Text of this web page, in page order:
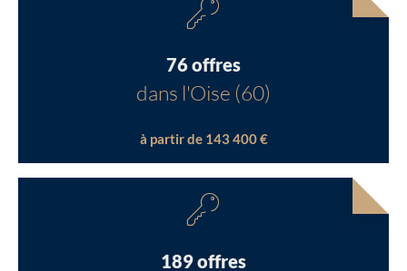
76 offres
dans l'Oise (60)
à partir de 143 400 €
189 offres